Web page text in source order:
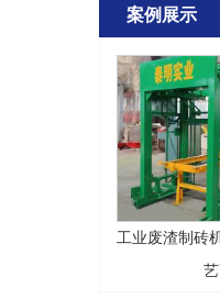
案例展示
工业废渣制砖